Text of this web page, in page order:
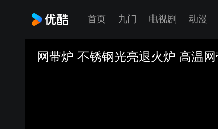
首页 九门 电视剧 动漫
网带炉 不锈钢光亮退火炉 高温